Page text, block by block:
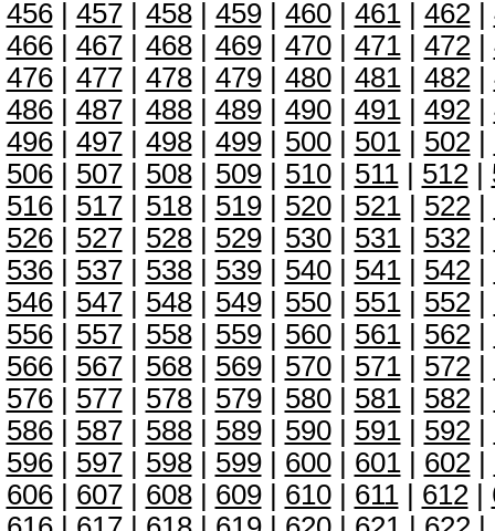
456| 457| 458| 459| 460| 461| 462|
466| 467| 468| 469| 470| 471| 472|
476| 477| 478| 479| 480| 481| 482|
486| 487| 488| 489| 490| 491| 492|
496| 497| 498| 499| 500| 501| 502|
506| 507| 508| 509| 510| 511| 512|
516| 517| 518| 519| 520| 521| 522|
526| 527| 528| 529| 530| 531| 532|
536| 537| 538| 539| 540| 541| 542|
546| 547| 548| 549| 550| 551| 552|
556| 557| 558| 559| 560| 561| 562|
566| 567| 568| 569| 570| 571| 572|
576| 577| 578| 579| 580| 581| 582|
586| 587| 588| 589| 590| 591| 592|
596| 597| 598| 599| 600| 601| 602|
606| 607| 608| 609| 610| 611| 612|